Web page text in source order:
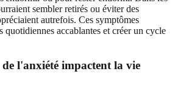
sembler retirés ou éviter des
autrefois. Ces symptômes
quotidiennes accablantes et créer un cycle
de l'anxiété impactent la vie